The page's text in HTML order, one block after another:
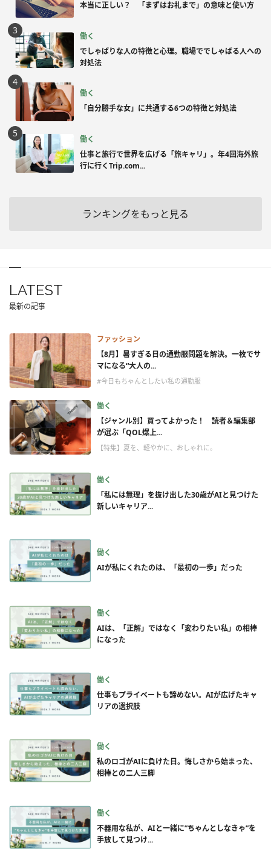
本当に正しい？ 「まずはお礼まで」の意味と使い方
働く
でしゃばりな人の特徴と心理。職場ででしゃばる人への
対処法
働く
「自分勝手な女」に共通する6つの特徴と対処法
働く
仕事と旅行で世界を広げる「旅キャリ」。年4回海外旅
行に行くTrip.com...
ランキングをもっと見る
LATEST
最新の記事
ファッション
【8月】暑すぎる日の通勤服問題を解決。一枚でサ
マになる“大人の...
#今日もちゃんとしたい私の通勤服
働く
【ジャンル別】買ってよかった！ 読者＆編集部
が選ぶ「QOL爆上...
【特集】夏を、軽やかに、おしゃれに。
働く
「私には無理」を抜け出した30歳がAIと見つけた
新しいキャリア...
働く
AIが私にくれたのは、「最初の一歩」だった
働く
AIは、「正解」ではなく「変わりたい私」の相棒
になった
働く
仕事もプライベートも諦めない。AIが広げたキャ
リアの選択肢
働く
私のロゴがAIに負けた日。悔しさから始まった、
相棒との二人三脚
働く
不器用な私が、AIと一緒に”ちゃんとしなきゃ”を
手放して見つけ...